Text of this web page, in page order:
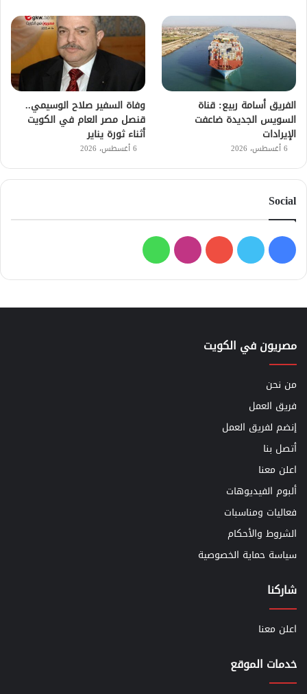
الفريق أسامة ربيع: قناة
السويس الجديدة ضاعفت
الإيرادات
6 أغسطس، 2026
وفاة السفير صلاح الوسيمي..
قنصل مصر العام في الكويت
أثناء ثورة يناير
6 أغسطس، 2026
Social
فيسبوك
تويتر يوتيوبانستقرامواتساب
مصريون في الكويت
من نحن
فريق العمل
إنضم لفريق العمل
أتصل بنا
اعلن معنا
ألبوم الفيديوهات
فعاليات ومناسبات
الشروط والأحكام
سياسة حماية الخصوصية
شاركنا
اعلن معنا
خدمات الموقع